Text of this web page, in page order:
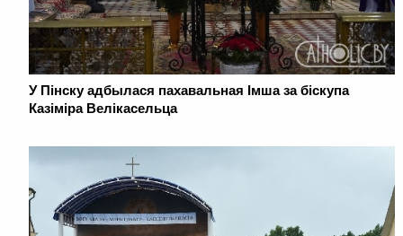
У Пінску адбылася пахавальная Імша за біскупа
Казіміра Велікасельца